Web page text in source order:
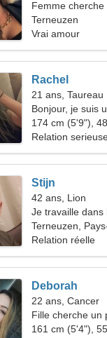
Femme
Terneuzen
Vrai amour
Rachel
21 ans, Taureau
Bonjour, je suis
174 cm (5'9"),
Relation
Stijn
42 ans, Lion
Je travaille
d'une femme
Terneuzen,
Relation réelle
Deborah
22 ans, Cancer
Fille cherche un
161 cm (5'4"),